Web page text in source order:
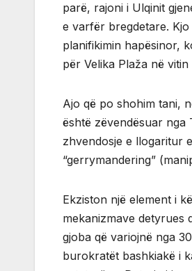
parë, rajoni i Ulqinit
e varfër bregdetare.
planifikimin hapësinor,
për Velika Plaža në
Ajo që po shohim tani,
është zëvendësuar nga
zhvendosje e llogaritur
“gerrymandering”
Ekziston një element i
mekanizmave detyrues
gjoba që variojnë nga
burokratët bashkiakë i